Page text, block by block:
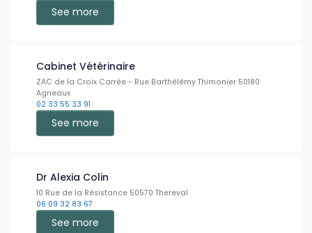
See more
Cabinet Vétérinaire
ZAC de la Croix Carrée - Rue Barthélémy Thimonier 50180
Agneaux
02 33 55 33 91
See more
Dr Alexia Colin
10 Rue de la Résistance 50570 Thereval
06 09 32 83 67
See more